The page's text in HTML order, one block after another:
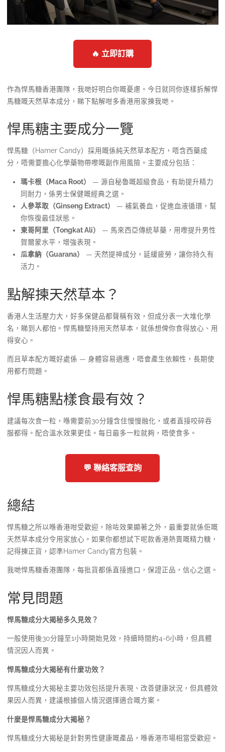
🔥 立即訂購
作為悍馬糖香港團隊，我哋好明白你嘅憂慮。今日就同你逐樣拆解悍
馬糖嘅天然草本成分，睇下點解咁多香港用家揀我哋。
悍馬糖主要成分一覽
悍馬糖（Hamer Candy）採用嘅係純天然草本配方，唔含西藥成
分，唔需要擔心化學藥物帶嚟嘅副作用風險。主要成分包括：
瑪卡根（Maca Root）
— 源自秘魯嘅超級食品，有助提升精力
同耐力，係男士保健嘅經典之選。
人參萃取（Ginseng Extract）
— 補氣養血，促進血液循環，幫
你恢復最佳狀態。
東哥阿里（Tongkat Ali）
— 馬來西亞傳統草藥，用嚟提升男性
賀爾蒙水平，增強表現。
瓜拿納（Guarana）
— 天然提神成分，延緩疲勞，讓你持久有
活力。
點解揀天然草本？
香港人生活壓力大，好多保健品都聲稱有效，但成分表一大堆化學
名，睇到人都怕。悍馬糖堅持用天然草本，就係想俾你食得放心、用
得安心。
而且草本配方嘅好處係 — 身體容易適應，唔會產生依賴性，長期使
用都冇問題。
悍馬糖點樣食最有效？
建議每次食一粒，喺需要前30分鐘含住慢慢融化，或者直接咬碎吞
服都得。配合溫水效果更佳。每日最多一粒就夠，唔使食多。
💬 聯絡客服查詢
總結
悍馬糖之所以喺香港咁受歡迎，除咗效果顯著之外，最重要就係佢嘅
天然草本成分令用家放心。如果你都想試下呢款香港熱賣嘅精力糖，
記得揀正貨，認準Hamer Candy官方包裝。
我哋悍馬糖香港團隊，每批貨都係直接進口，保證正品，信心之選。
常見問題
悍馬糖成分大揭秘多久見效？
一般使用後30分鐘至1小時開始見效，持續時間約4-6小時，但具體
情況因人而異。
悍馬糖成分大揭秘有什麼功效？
悍馬糖成分大揭秘主要功效包括提升表現、改善健康狀況，但具體效
果因人而異，建議根據個人情況選擇適合嘅方案。
什麼是悍馬糖成分大揭秘？
悍馬糖成分大揭秘是針對男性健康嘅產品，喺香港市場相當受歡迎。